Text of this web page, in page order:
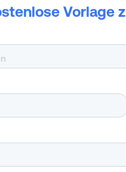
Vorlage